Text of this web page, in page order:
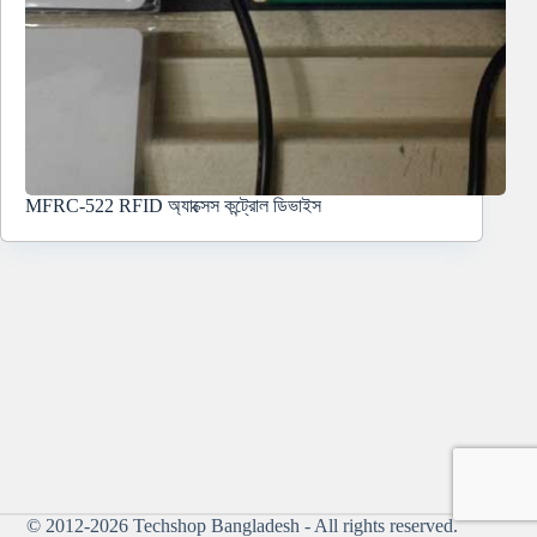
MFRC-522 RFID অ্যাক্সেস কন্ট্রোল ডিভাইস
© 2012-2026 Techshop Bangladesh - All rights reserved.